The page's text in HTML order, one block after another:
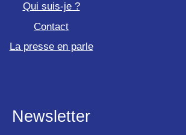
Qui suis-je ?
Contact
La presse en parle
Newsletter